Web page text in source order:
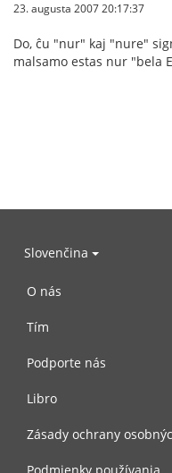
23. augusta 2007 20:17:37
Do, ĉu "nur" kaj "nure"
malsamo estas nur "bela
Slovenčina
O nás
Tím
Podporte nás
Libro
Zásady ochrany